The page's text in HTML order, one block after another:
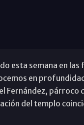
esta semana en
en
Fernández,
del templo